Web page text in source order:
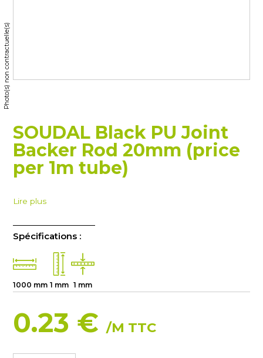
Photo(s) non contractuelle(s)
SOUDAL Black PU Joint
Backer Rod 20mm (price
per 1m tube)
Lire plus
Spécifications :
1000 mm 1 mm 1 mm
0.23 €/M TTC